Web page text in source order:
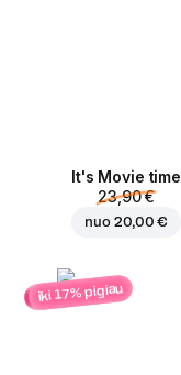
It's Movie time
23,90 €
nuo 20,00 €
iki 17% pigiau